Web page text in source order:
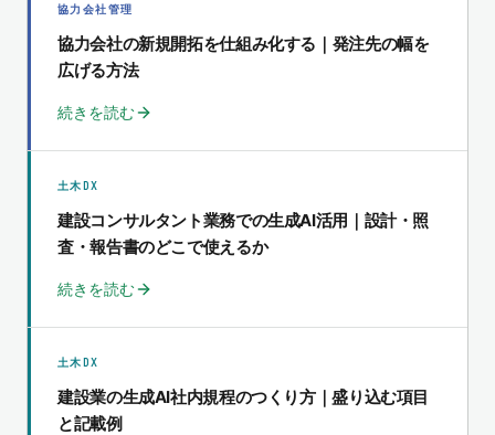
協力会社管理
協力会社の新規開拓を仕組み化する｜発注先の幅を
広げる方法
続きを読む
土木DX
建設コンサルタント業務での生成AI活用｜設計・照
査・報告書のどこで使えるか
続きを読む
土木DX
建設業の生成AI社内規程のつくり方｜盛り込む項目
と記載例